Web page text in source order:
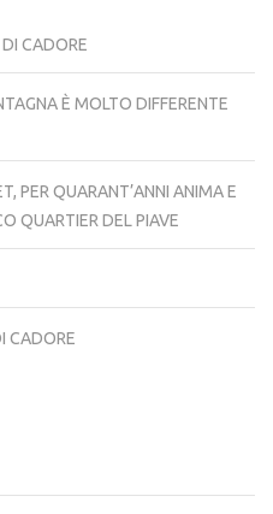
CADORE
È MOLTO DIFFERENTE
PER QUARANT’ANNI ANIMA E
QUARTIER DEL PIAVE
CADORE